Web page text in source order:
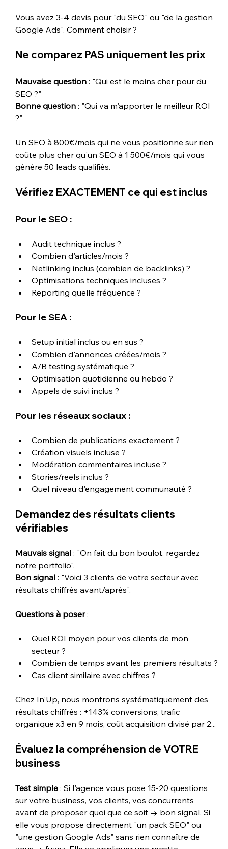
Vous avez 3-4 devis pour "du SEO" ou "de la gestion
Google Ads". Comment choisir ?
Ne comparez PAS uniquement les prix
Mauvaise question : "Qui est le moins cher pour du
SEO ?"
Bonne question : "Qui va m'apporter le meilleur ROI
?"
Un SEO à 800€/mois qui ne vous positionne sur rien
coûte plus cher qu'un SEO à 1 500€/mois qui vous
génère 50 leads qualifiés.
Vérifiez EXACTEMENT ce qui est inclus
Pour le SEO :
Audit technique inclus ?
Combien d'articles/mois ?
Netlinking inclus (combien de backlinks) ?
Optimisations techniques incluses ?
Reporting quelle fréquence ?
Pour le SEA :
Setup initial inclus ou en sus ?
Combien d'annonces créées/mois ?
A/B testing systématique ?
Optimisation quotidienne ou hebdo ?
Appels de suivi inclus ?
Pour les réseaux sociaux :
Combien de publications exactement ?
Création visuels incluse ?
Modération commentaires incluse ?
Stories/reels inclus ?
Quel niveau d'engagement communauté ?
Demandez des résultats clients
vérifiables
Mauvais signal : "On fait du bon boulot, regardez
notre portfolio".
Bon signal : "Voici 3 clients de votre secteur avec
résultats chiffrés avant/après".
Questions à poser :
Quel ROI moyen pour vos clients de mon
secteur ?
Combien de temps avant les premiers résultats ?
Cas client similaire avec chiffres ?
Chez In'Up, nous montrons systématiquement des
résultats chiffrés : +143% conversions, trafic
organique x3 en 9 mois, coût acquisition divisé par 2...
Évaluez la compréhension de VOTRE
business
Test simple : Si l'agence vous pose 15-20 questions
sur votre business, vos clients, vos concurrents
avant de proposer quoi que ce soit → bon signal. Si
elle vous propose directement "un pack SEO" ou
"une gestion Google Ads" sans rien connaître de